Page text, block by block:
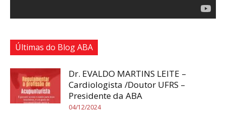
Últimas do Blog ABA
Dr. EVALDO MARTINS LEITE –
Cardiologista /Doutor UFRS –
Presidente da ABA
04/12/2024